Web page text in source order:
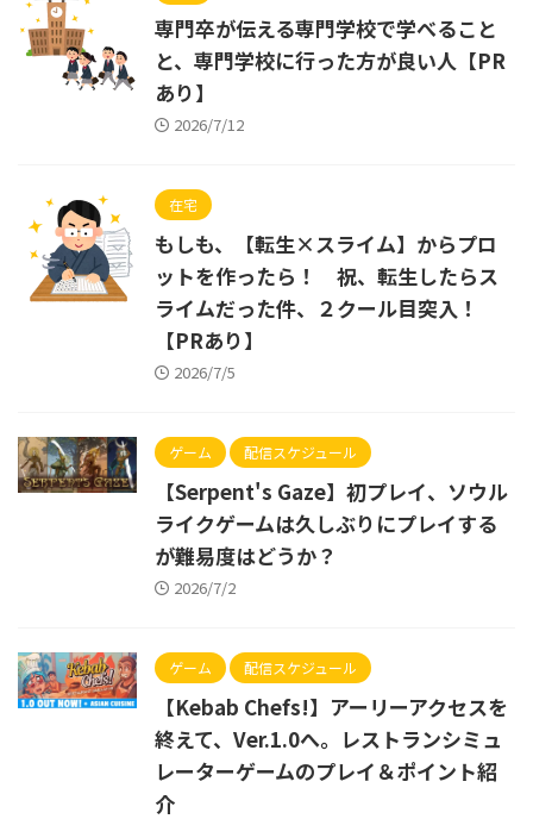
専門卒が伝える専門学校で学べること
と、専門学校に行った方が良い人【PR
あり】
2026/7/12
在宅
もしも、【転生×スライム】からプロ
ットを作ったら！ 祝、転生したらス
ライムだった件、２クール目突入！
【PRあり】
2026/7/5
ゲーム 配信スケジュール
【Serpent's Gaze】初プレイ、ソウル
ライクゲームは久しぶりにプレイする
が難易度はどうか？
2026/7/2
ゲーム 配信スケジュール
【Kebab Chefs!】アーリーアクセスを
終えて、Ver.1.0へ。レストランシミュ
レーターゲームのプレイ＆ポイント紹
介